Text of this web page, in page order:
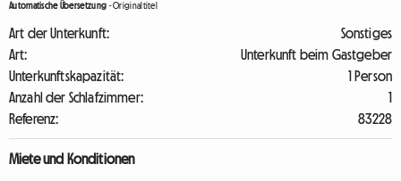
Automatische Übersetzung -Originaltitel
Art der Unterkunft:
Sonstiges
Art:
Unterkunft beim Gastgeber
Unterkunftskapazität:
1 Person
Anzahl der Schlafzimmer:
1
Referenz:
83228
Miete und Konditionen